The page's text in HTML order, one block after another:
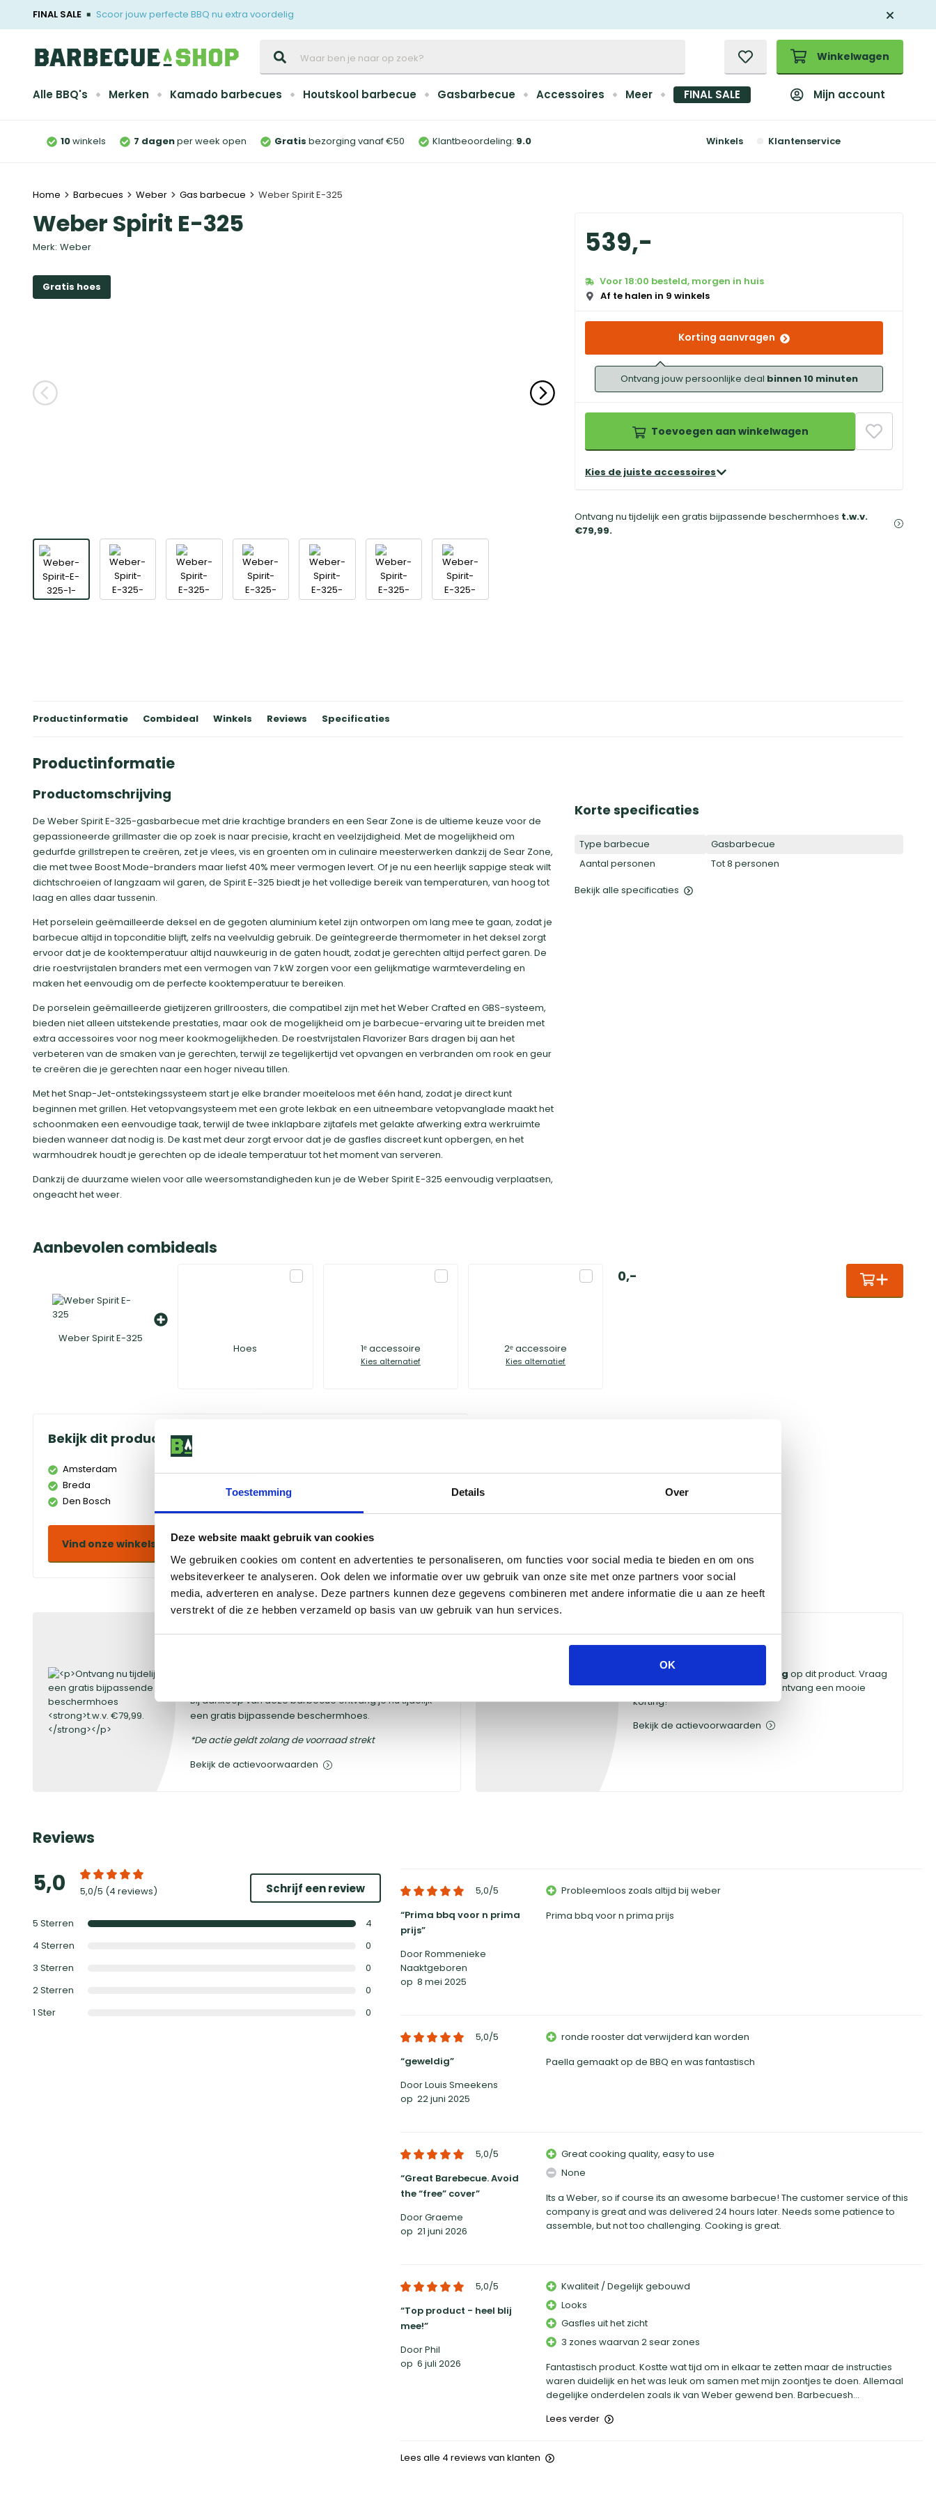
Toestemming Details Over
Deze website maakt gebruik van cookies
We gebruiken cookies om content en advertenties te personaliseren, om functies voor social media te bieden en om ons
websiteverkeer te analyseren. Ook delen we informatie over uw gebruik van onze site met onze partners voor social
media, adverteren en analyse. Deze partners kunnen deze gegevens combineren met andere informatie die u aan ze heeft
verstrekt of die ze hebben verzameld op basis van uw gebruik van hun services.
OK
FINAL SALE Scoor jouw perfecte BBQ nu extra voordelig
Winkelwagen
Alle BBQ's Merken Kamado barbecues Houtskool barbecue Gasbarbecue Accessoires Meer FINAL SALE Mijn account
10winkels 7 dagenper week open Gratis bezorging vanaf €50 Klantbeoordeling: 9.0 Winkels Klantenservice
Home Barbecues Weber Gas barbecue Weber Spirit E-325
Weber Spirit E-325
Merk: Weber
Gratis hoes
539,-
Voor 18:00 besteld, morgen in huis
Af te halen in 9 winkels
Korting aanvragen
Ontvang jouw persoonlijke deal binnen 10 minuten
Toevoegen aan winkelwagen
Kies de juiste accessoires
Ontvang nu tijdelijk een gratis bijpassende beschermhoes t.w.v.
€79,99.
Productinformatie Combideal Winkels Reviews Specificaties
Productinformatie
Productomschrijving
De Weber Spirit E-325-gasbarbecue met drie krachtige branders en een Sear Zone is de ultieme keuze voor de
gepassioneerde grillmaster die op zoek is naar precisie, kracht en veelzijdigheid. Met de mogelijkheid om
gedurfde grillstrepen te creëren, zet je vlees, vis en groenten om in culinaire meesterwerken dankzij de Sear Zone,
die met twee Boost Mode-branders maar liefst 40% meer vermogen levert. Of je nu een heerlijk sappige steak wilt
dichtschroeien of langzaam wil garen, de Spirit E-325 biedt je het volledige bereik van temperaturen, van hoog tot
laag en alles daar tussenin.
Het porselein geëmailleerde deksel en de gegoten aluminium ketel zijn ontworpen om lang mee te gaan, zodat je
barbecue altijd in topconditie blijft, zelfs na veelvuldig gebruik. De geïntegreerde thermometer in het deksel zorgt
ervoor dat je de kooktemperatuur altijd nauwkeurig in de gaten houdt, zodat je gerechten altijd perfect garen. De
drie roestvrijstalen branders met een vermogen van 7 kW zorgen voor een gelijkmatige warmteverdeling en
maken het eenvoudig om de perfecte kooktemperatuur te bereiken.
De porselein geëmailleerde gietijzeren grillroosters, die compatibel zijn met het Weber Crafted en GBS-systeem,
bieden niet alleen uitstekende prestaties, maar ook de mogelijkheid om je barbecue-ervaring uit te breiden met
extra accessoires voor nog meer kookmogelijkheden. De roestvrijstalen Flavorizer Bars dragen bij aan het
verbeteren van de smaken van je gerechten, terwijl ze tegelijkertijd vet opvangen en verbranden om rook en geur
te creëren die je gerechten naar een hoger niveau tillen.
Met het Snap-Jet-ontstekingssysteem start je elke brander moeiteloos met één hand, zodat je direct kunt
beginnen met grillen. Het vetopvangsysteem met een grote lekbak en een uitneembare vetopvanglade maakt het
schoonmaken een eenvoudige taak, terwijl de twee inklapbare zijtafels met gelakte afwerking extra werkruimte
bieden wanneer dat nodig is. De kast met deur zorgt ervoor dat je de gasfles discreet kunt opbergen, en het
warmhoudrek houdt je gerechten op de ideale temperatuur tot het moment van serveren.
Dankzij de duurzame wielen voor alle weersomstandigheden kun je de Weber Spirit E-325 eenvoudig verplaatsen,
ongeacht het weer.
Korte specificaties
Type barbecue
Gasbarbecue
Aantal personen
Tot 8 personen
Bekijk alle specificaties
Aanbevolen combideals
Weber Spirit E-325
Hoes
1ᵉ accessoire
Kies alternatief
2ᵉ accessoire
Kies alternatief
0,-
Bekijk dit product in onze winkels
Amsterdam
Breda
Den Bosch
Duiven
Vind onze winkels
Ontvang nu tijdelijk een gratis
Bij aankoop van deze barbecue ontvang je nu tijdelijk
een gratis bijpassende beschermhoes.
*De actie geldt zolang de voorraad strekt
Bekijk de actievoorwaarden
gegarandeerd korting op dit product. Vraag
naar jouw persoonlijke deal en ontvang een mooie
korting!
Bekijk de actievoorwaarden
Reviews
5,0 5,0/5 (4 reviews) Schrijf een review
5 Sterren
4
4 Sterren
0
3 Sterren
0
2Sterren
0
1 Ster 0
5,0/5
Prima bbq voor n prima
prijs
Door Rommenieke
Naaktgeboren
op 8 mei 2025
Probleemloos zoals altijd bij weber
Prima bbq voor n prima prijs
5,0/5
geweldig
Door Louis Smeekens
op 22 juni 2025
ronde rooster dat verwijderd kan worden
Paella gemaakt op de BBQ en was fantastisch
5,0/5
Great Barebecue. Avoid
the “free” cover
Door Graeme
op 21 juni 2026
Great cooking quality, easy to use
None
Its a Weber, so if course its an awesome barbecue! The customer service of this
company is great and was delivered 24 hours later. Needs some patience to
assemble, but not too challenging. Cooking is great.
5,0/5
Top product - heel blij
mee!
Door Phil
op 6 juli 2026
Kwaliteit / Degelijk gebouwd
Looks
Gasfles uit het zicht
3 zones waarvan 2 sear zones
Fantastisch product. Kostte wat tijd om in elkaar te zetten maar de instructies
waren duidelijk en het was leuk om samen met mijn zoontjes te doen. Allemaal
degelijke onderdelen zoals ik van Weber gewend ben. Barbecuesh...
Lees verder
Lees alle 4 reviews van klanten